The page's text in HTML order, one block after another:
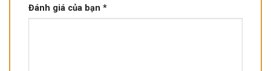
Đánh giá của bạn *